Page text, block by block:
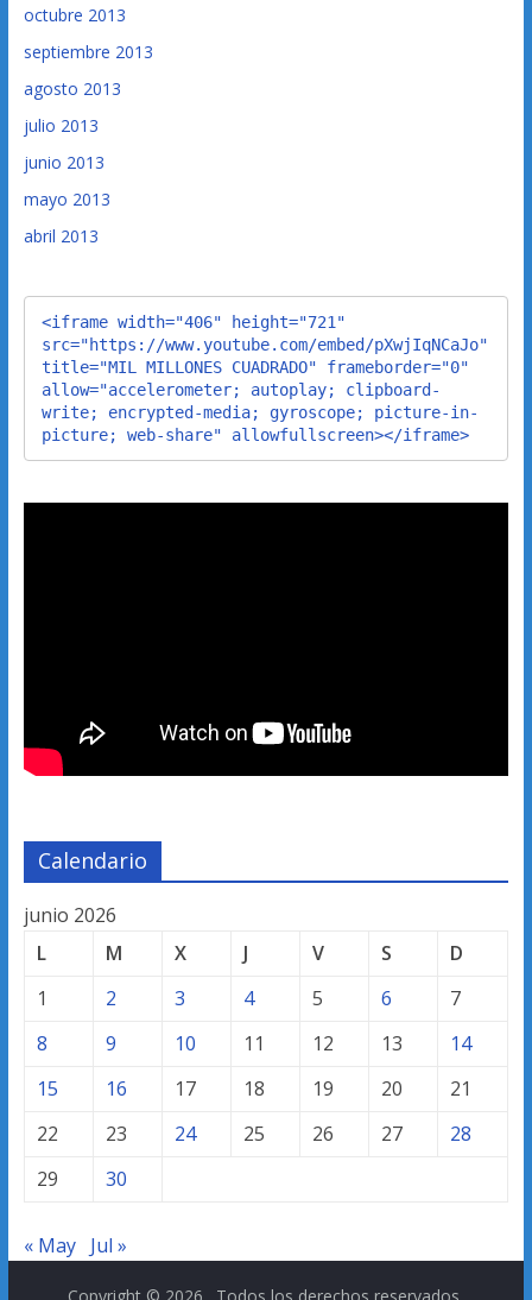
octubre 2013
septiembre 2013
agosto 2013
julio 2013
junio 2013
mayo 2013
abril 2013
<iframe width="406" height="721"
src="https://www.youtube.com/embed/pXwjIqNCaJo"
title="MIL MILLONES CUADRADO" frameborder="0"
allow="accelerometer; autoplay; clipboard-
write; encrypted-media; gyroscope; picture-in-
picture; web-share" allowfullscreen></iframe>
Calendario
junio 2026
L
M X J V S
D
1
2 3 4 5 6
7
8
9 10 11 12 13
14
15
16 17 18 19 20
21
22
23 24 25 26 27
28
29
30
« May Jul »
Copyright © 2026 . Todos los derechos reservados.